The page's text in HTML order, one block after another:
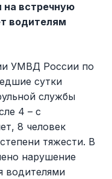
на встречную
водителям
УМВД России по
сутки
службы
4 – с
8 человек
тяжести. В
нарушение
водителями